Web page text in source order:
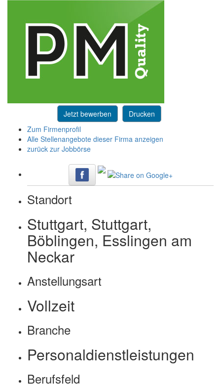
Jetzt bewerben
Drucken
Zum Firmenprofil
Alle Stellenangebote dieser Firma anzeigen
zurück zur Jobbörse
Standort
Stuttgart, Stuttgart,
Böblingen, Esslingen am
Neckar
Anstellungsart
Vollzeit
Branche
Personaldienstleistungen
Berufsfeld